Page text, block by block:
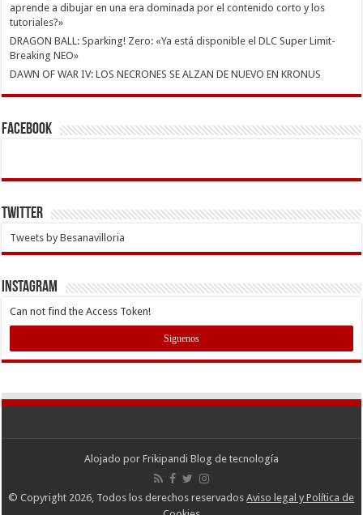
aprende a dibujar en una era dominada por el contenido corto y los
tutoriales?»
DRAGON BALL: Sparking! Zero: «Ya está disponible el DLC Super Limit-
Breaking NEO»
DAWN OF WAR IV: LOS NECRONES SE ALZAN DE NUEVO EN KRONUS
Facebook
Twitter
Tweets by Besanavilloria
INSTAGRAM
Can not find the Access Token!
Siguenos
Alojado por Frikipandi Blog de tecnología
© Copyright 2026, Todos los derechos reservadosAviso legal y Política de